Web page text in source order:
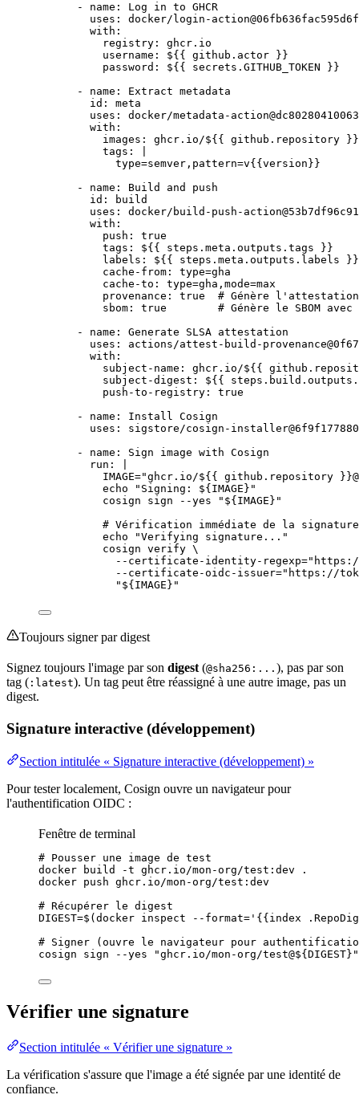
- name : Log in to GHCR
uses : docker/login-
with :
registry : ghcr.io
username : ${{ github.actor }}
password : ${{ secrets.GITHUB_TOKEN }}
- name : Extract metadata
id : meta
uses : docker/metadata-
with :
images : ghcr.io/${{ github.repository }}
tags :
type=semver,pattern=v{{version}}
- name : Build and push
id :
build
uses : docker/build-push-
with :
push : true
tags : ${{ steps.meta.outputs.tags }}
labels : ${{ steps.meta.outputs.labels }}
cache-from : type=gha
cache-to : type=gha,mode=max
provenance : true
# Génère l'attestation
sbom : true
# Génère le SBOM
- name : Generate SLSA attestation
uses : actions/attest-build-
with :
subject-name : ghcr.io/${{
subject-digest : ${{
push-to-registry : true
- name : Install Cosign
uses : sigstore/cosign-
- name : Sign image with Cosign
run :
IMAGE="ghcr.io/${{ github.repository
echo "Signing: ${IMAGE}"
cosign sign --yes "${IMAGE}"
# Vérification immédiate de la signature
echo "Verifying signature..."
cosign verify \
--certificate-identity-
--certificate-oidc-issuer="https://
"${IMAGE}"
Toujours signer par digest
Signez toujours l'image par son digest (@sha256:... ), pas par son
tag ( :latest). Un tag peut être réassigné à une autre image, pas un
digest.
Signature interactive (développement)
Section intitulée « Signature interactive (développement) »
Pour tester localement, Cosign ouvre un navigateur pour
l'authentification OIDC :
Fenêtre de terminal
# Pousser une image de test
docker
build -t ghcr.io/mon-org/test:dev
.
docker push ghcr.io/mon-org/test:dev
# Récupérer le digest
DIGEST=$( docker inspect --format= ' {{index
# Signer (ouvre le navigateur pour
cosign
sign --yes "ghcr.io/mon-org/test@${ DIGEST } "
Vérifier une signature
Section intitulée « Vérifier une signature »
La vérification s'assure que l'image a été signée par une identité de
confiance.